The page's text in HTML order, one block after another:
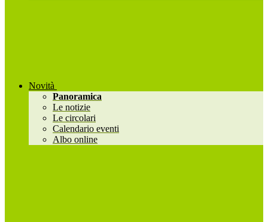
Novità
Panoramica
Le notizie
Le circolari
Calendario eventi
Albo online